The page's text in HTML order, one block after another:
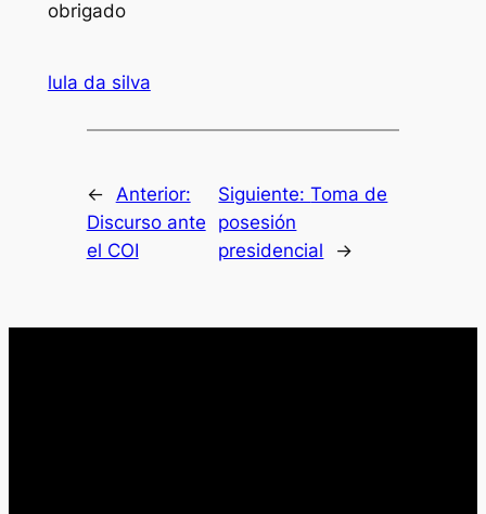
obrigado
lula da silva
← Anterior:
Discurso ante
el COI
Siguiente:Toma de
posesión
presidencial
→